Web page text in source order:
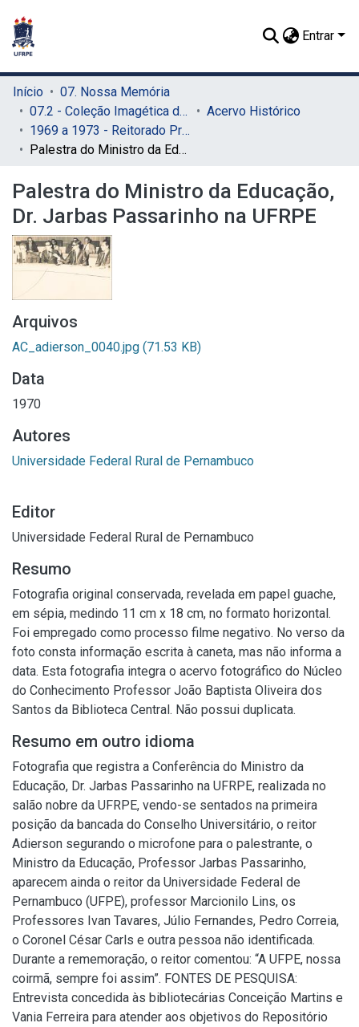
Entrar
Início
07. Nossa Memória
07.2 - Coleção Imagética do SIB
Acervo Histórico
1969 a 1973 - Reitorado Prof. Adierson Erasmo de Azevedo
Palestra do Ministro da Educação, Dr. Jarbas Passarinho na UFRPE
Palestra do Ministro da Educação,
Dr. Jarbas Passarinho na UFRPE
Arquivos
AC_adierson_0040.jpg (71.53 KB)
Data
1970
Autores
Universidade Federal Rural de Pernambuco
Editor
Universidade Federal Rural de Pernambuco
Resumo
Fotografia original conservada, revelada em papel guache,
em sépia, medindo 11 cm x 18 cm, no formato horizontal.
Foi empregado como processo filme negativo. No verso da
foto consta informação escrita à caneta, mas não informa a
data. Esta fotografia integra o acervo fotográfico do Núcleo
do Conhecimento Professor João Baptista Oliveira dos
Santos da Biblioteca Central. Não possui duplicata.
Resumo em outro idioma
Fotografia que registra a Conferência do Ministro da
Educação, Dr. Jarbas Passarinho na UFRPE, realizada no
salão nobre da UFRPE, vendo-se sentados na primeira
posição da bancada do Conselho Universitário, o reitor
Adierson segurando o microfone para o palestrante, o
Ministro da Educação, Professor Jarbas Passarinho,
aparecem ainda o reitor da Universidade Federal de
Pernambuco (UFPE), professor Marcionilo Lins, os
Professores Ivan Tavares, Júlio Fernandes, Pedro Correia,
o Coronel César Carls e outra pessoa não identificada.
Durante a rememoração, o reitor comentou: “A UFPE, nossa
coirmã, sempre foi assim”. FONTES DE PESQUISA:
Entrevista concedida às bibliotecárias Conceição Martins e
Vania Ferreira para atender aos objetivos do Repositório